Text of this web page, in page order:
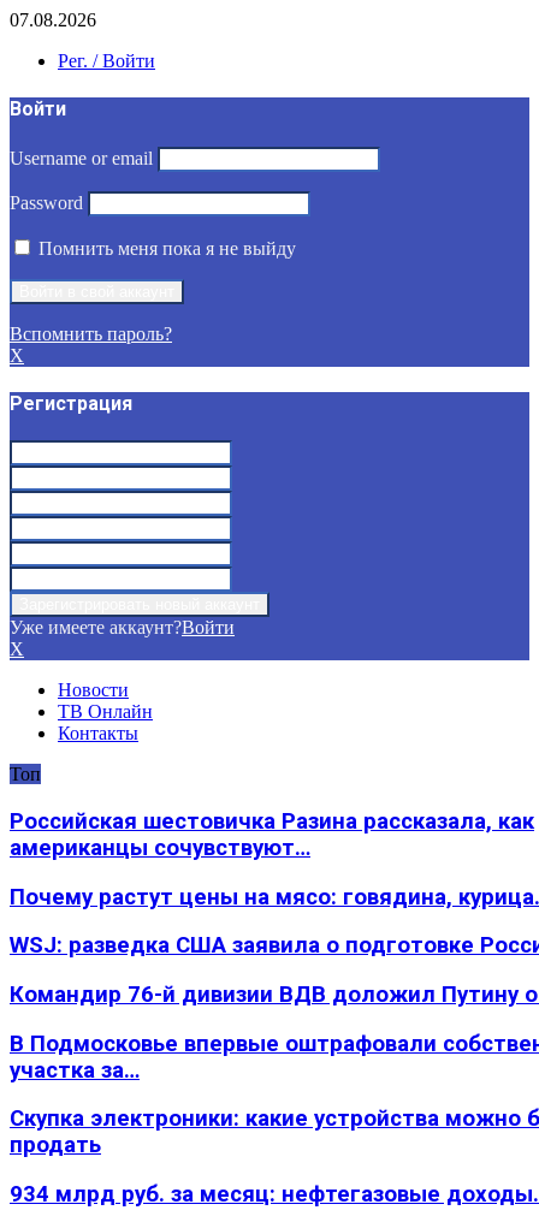
07.08.2026
Рег. / Войти
Войти
Username or email
Password
Помнить меня пока я не выйду
Вспомнить пароль?
X
Регистрация
Уже имеете аккаунт?Войти
X
Новости
ТВ Онлайн
Контакты
Топ
Российская шестовичка Разина рассказала, как
американцы сочувствуют…
Почему растут цены на мясо: говядина,
WSJ: разведка США заявила о подготовке
Командир 76-й дивизии ВДВ доложил Путину
В Подмосковье впервые оштрафовали
участка за…
Скупка электроники: какие устройства можно
продать
934 млрд руб. за месяц: нефтегазовые